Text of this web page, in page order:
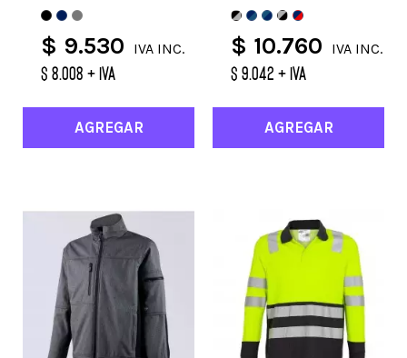
$ 9.530 IVA INC.
$ 8.008 + IVA
AGREGAR
$ 10.760 IVA INC.
$ 9.042 + IVA
AGREGAR